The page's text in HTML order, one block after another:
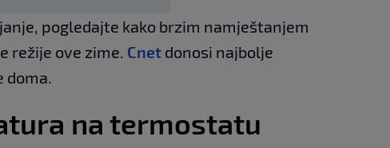
pogledajte kako brzim namještanjem
režije ove zime. Cnet donosi najbolje
doma.
na termostatu